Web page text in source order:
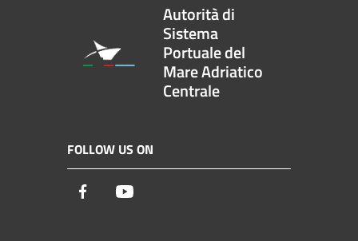
Autorità di
Sistema
Portuale del
Mare Adriatico
Centrale
FOLLOW US ON
Facebook